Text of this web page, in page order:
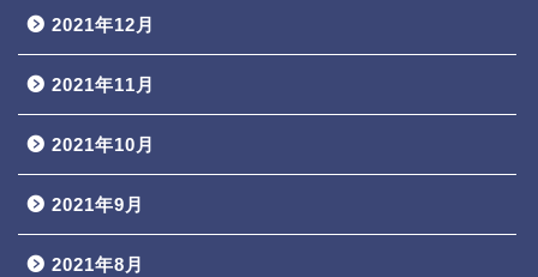
2021年12月
2021年11月
2021年10月
2021年9月
2021年8月